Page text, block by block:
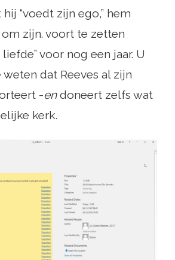
“voedt zijn ego,” hem
zijn. voort te zetten
voor nog een jaar. U
dat Reeves al zijn
-endoneert zelfs wat
kerk.